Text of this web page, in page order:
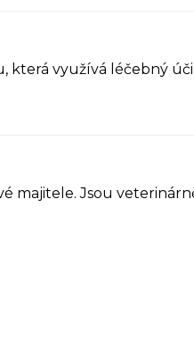
která využívá léčebný
majitele. Jsou